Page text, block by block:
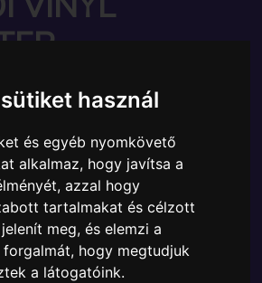
használ
és egyéb nyomkövető
alkalmaz, hogy javítsa a
azzal hogy
tartalmakat és célzott
meg, és elemzi a
hogy megtudjuk
a látogatóink.
egyik népszerű terméke a
Before Christmas Jack
vinyl karakter, amely ablakos
- POP In a Box - várja új